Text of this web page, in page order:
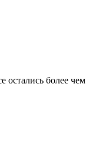
остались более чем